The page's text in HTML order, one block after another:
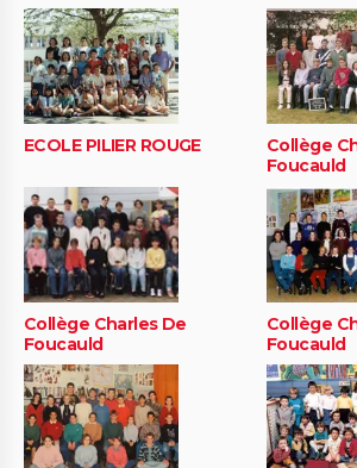
ECOLE PILIER ROUGE
Collège
Foucauld
Collège Charles De
Foucauld
Collège
Foucauld